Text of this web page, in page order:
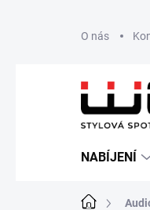
O nás
NABÍJENÍ
Domů